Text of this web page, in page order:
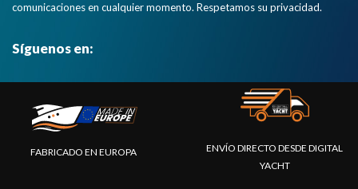
comunicaciones en cualquier momento. Respetamos su privacidad.
Síguenos en:
FABRICADO EN EUROPA
ENVÍO DIRECTO DESDE DIGITAL
YACHT